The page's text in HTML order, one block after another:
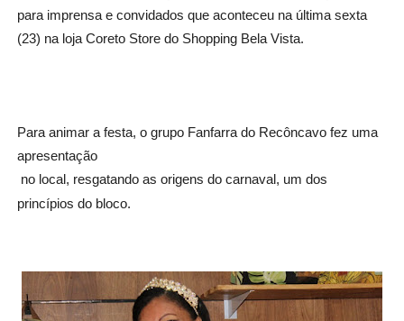
para imprensa e convidados que aconteceu na última sexta
Para animar a festa, o grupo Fanfarra do Recôncavo fez uma
apresentação
princípios do bloco.